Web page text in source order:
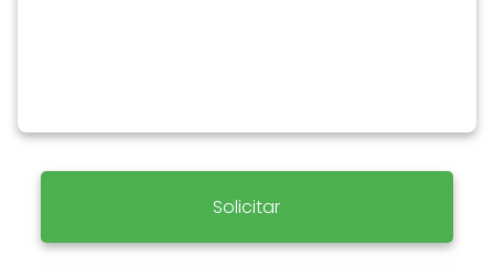
Solicitar